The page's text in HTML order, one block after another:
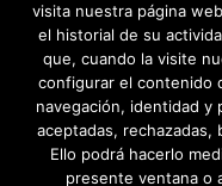
visita nuestra página
el historial de su
que, cuando la visite
configurar el contenido
navegación, identidad y
aceptadas, rechazadas,
Ello podrá hacerlo
presente ventana o